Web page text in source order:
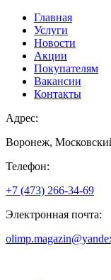
Главная
Услуги
Новости
Акции
Покупателям
Вакансии
Контакты
Адрес:
Воронеж,
Телефон:
+7 (473) 266-34-69
Электронная почта: